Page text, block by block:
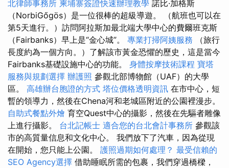
北律師事務所 柬埔寨簽證快速辦理教學 諾比·加格斯
（NorbiGőgös）是一位很棒的超級導遊。 （航班也可以在
第5天進行。）訪問阿拉斯加最北端大學中心的費爾班克斯
（Fairbanks）早上是“金心城”。 專業打掃阿姨服務
（旅行
長度約為一個方向。）了解該市黃金恐懼的歷史，這是當今
Fairbanks基礎設施中心的功能。 身體按摩技術課程 寶塔
服務與規劃選擇 辦護照 參觀北部博物館（UAF）的大學
區。 高雄辦台胞證的方式 塔位價格透明資訊 在市中心，短
暫的領導力，然後在Chena河和老城區附近的公園裡漫步。
自助式餐點外燴 育空Quest中心的攝影，然後在先驅者雕像
上進行攝影。 台北記帳士 適合您的台北會計事務所 參觀該
市的高質量信息和文化中心。 我們放下了汽車，因為從現
在開始，您只能上公園。 護照過期如何處理？ 最受信賴的
SEO Agency選擇 借助睡眠所需的包裹，我們穿過橋樑，